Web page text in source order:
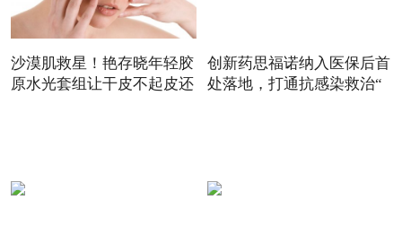
沙漠肌救星！艳存晓年轻胶
原水光套组让干皮不起皮还
创新药思福诺纳入医保后首
处落地，打通抗感染救治“